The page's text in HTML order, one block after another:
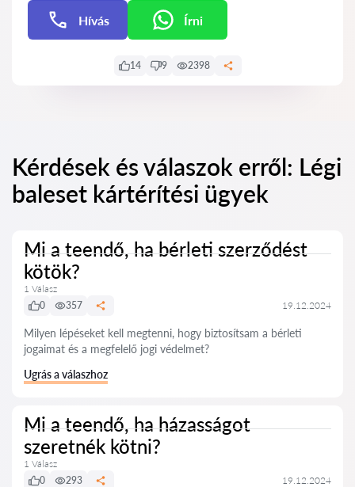
Hívás Írni
14 9 2398
Kérdések és válaszok erről: Légi
baleset kártérítési ügyek
Mi a teendő, ha bérleti szerződést
kötök?
1 Válasz
0
357 19.12.2024
Milyen lépéseket kell megtenni, hogy biztosítsam a bérleti
jogaimat és a megfelelő jogi védelmet?
Ugrás a válaszhoz
Mi a teendő, ha házasságot
szeretnék kötni?
1 Válasz
0
293 19.12.2024